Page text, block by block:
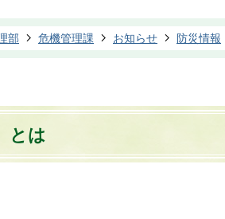
部 危機管理課 お知らせ 防災情報
とは